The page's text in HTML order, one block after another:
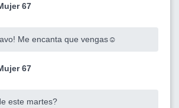
67
Me encanta que vengas☺️
67
este martes?